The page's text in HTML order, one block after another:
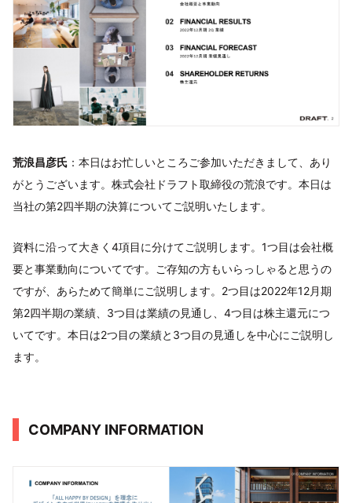
荒浪昌彦氏 ：本日はお忙しいところご参加いただきまして、あり
がとうございます。株式会社ドラフト取締役の荒浪です。本日は
当社の第2四半期の決算についてご説明いたします。
資料に沿って大きく4項目に分けてご説明します。1つ目は会社概
要と事業動向についてです。ご存知の方もいらっしゃると思うの
ですが、あらためて簡単にご説明します。2つ目は2022年12月期
第2四半期の業績、3つ目は業績の見通し、4つ目は株主還元につ
いてです。本日は2つ目の業績と3つ目の見通しを中心にご説明し
ます。
COMPANY INFORMATION